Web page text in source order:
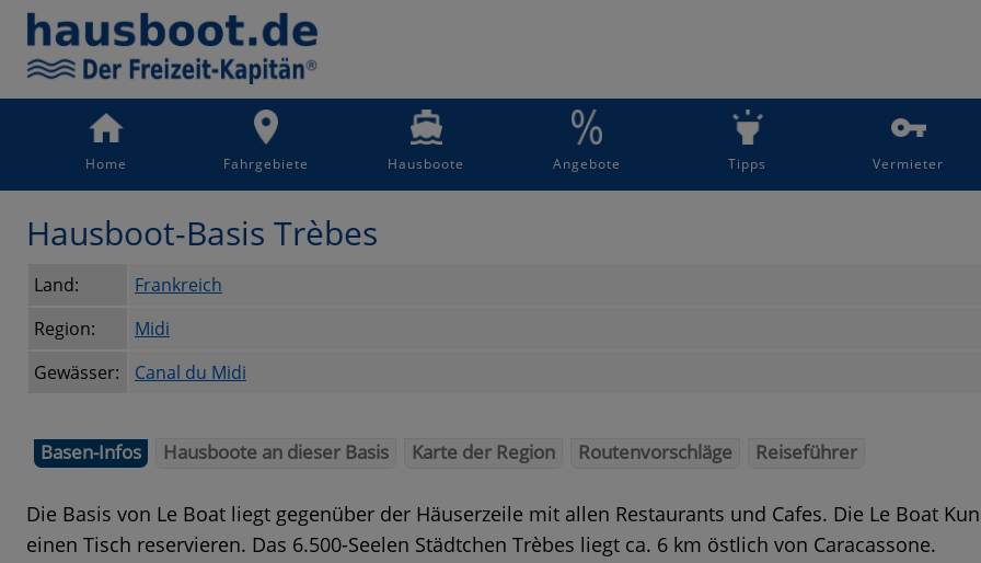
Home Fahrgebiete Hausboote Angebote Tipps Vermieter
Hausboot-Basis Trèbes
Land:
Frankreich
Region:
Midi
Gewässer:
Canal du Midi
Basen-Infos Hausboote an dieser Basis Karte der Region Routenvorschläge Reiseführer
Die Basis von Le Boat liegt gegenüber der Häuserzeile mit allen Restaurants und Cafes. Die Le Boat
einen Tisch reservieren. Das 6.500-Seelen Städtchen Trèbes liegt ca. 6 km östlich von Caracassone.